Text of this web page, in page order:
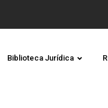
Biblioteca Jurídica